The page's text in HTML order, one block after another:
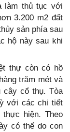
làm thủ tục với
3.200 m2 đất
sản phía sau
hộ này sau khi
thự còn có hồ
trăm mét và
cây cổ thụ. Tòa
với các chi tiết
hiện. Theo
có thể do con